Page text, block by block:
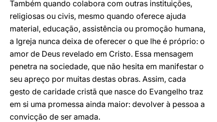
Também quando colabora com outras instituições,
religiosas ou civis, mesmo quando oferece ajuda
material, educação, assistência ou promoção humana,
a Igreja nunca deixa de oferecer o que lhe é próprio: o
amor de Deus revelado em Cristo. Essa mensagem
penetra na sociedade, que não hesita em manifestar o
seu apreço por muitas destas obras. Assim, cada
gesto de caridade cristã que nasce do Evangelho traz
em si uma promessa ainda maior: devolver à pessoa a
convicção de ser amada.